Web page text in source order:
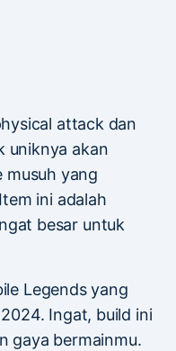
attack dan
uniknya akan
musuh yang
ini adalah
besar untuk
Legends yang
Ingat, build ini
gaya bermainmu.